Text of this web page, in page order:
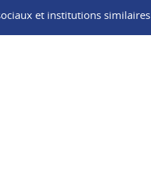
et institutions similaires